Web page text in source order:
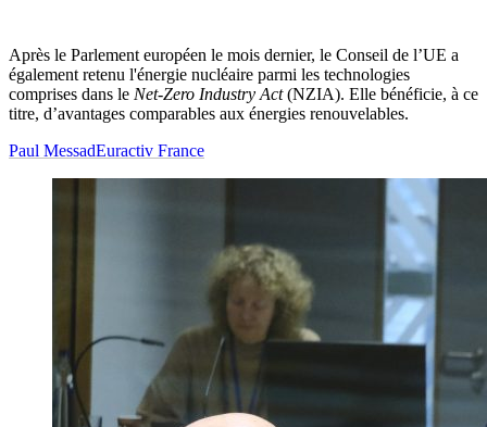
Après le Parlement européen le mois dernier, le Conseil de l’UE a
également retenu l'énergie nucléaire parmi les technologies
comprises dans le Net-Zero Industry Act(NZIA). Elle bénéficie, à ce
titre, d’avantages comparables aux énergies renouvelables.
Paul MessadEuractiv France